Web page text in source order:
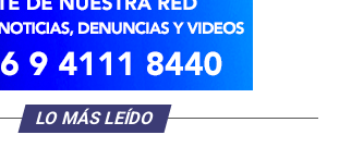
LO MÁS LEÍDO